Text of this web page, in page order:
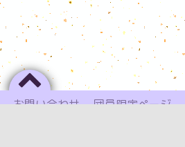
お問い合わせ 団員限定ページ